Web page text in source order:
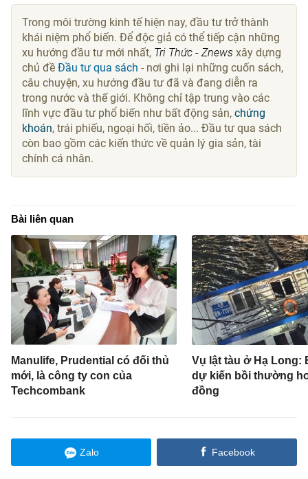
Trong môi trường kinh tế hiện nay, đầu tư trở thành
khái niệm phổ biến. Để độc giả có thể tiếp cận những
xu hướng đầu tư mới nhất, Tri Thức - Znews xây dựng
chủ đềĐầu tư qua sách - nơi ghi lại những cuốn sách,
câu chuyện, xu hướng đầu tư đã và đang diễn ra
trong nước và thế giới. Không chỉ tập trung vào các
lĩnh vực đầu tư phổ biến như bất động sản,chứng
khoán, trái phiếu, ngoại hối, tiền ảo... Đầu tư qua sách
còn bao gồm các kiến thức về quản lý gia sản, tài
chính cá nhân.
Bài liên quan
Manulife, Prudential có đối thủ
mới, là công ty con của
Techcombank
Vụ lật tàu ở Hạ Long:
dự kiến bồi thường
đồng
Zalo Facebook